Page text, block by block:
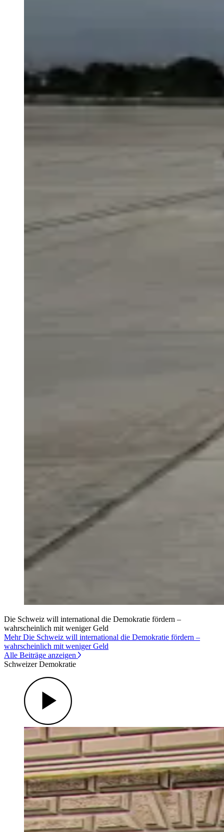
Die Schweiz will international die Demokratie fördern –
wahrscheinlich mit weniger Geld
Mehr Die Schweiz will international die Demokratie fördern –
wahrscheinlich mit weniger Geld
Alle Beiträge anzeigen
Schweizer Demokratie